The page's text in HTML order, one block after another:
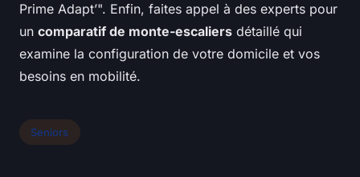
Prime Adapt’". Enfin, faites appel à des experts pour
un comparatif de monte-escaliers détaillé qui
examine la configuration de votre domicile et vos
besoins en mobilité.
Seniors